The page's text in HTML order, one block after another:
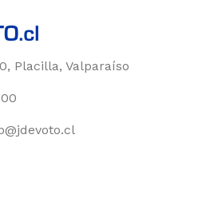
Placilla, Valparaíso